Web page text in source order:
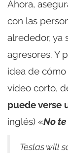
Ahora,
con las
alrededor, ya
agresores. Y
idea de
vídeo corto,
puede verse
inglés) «No
Teslas will